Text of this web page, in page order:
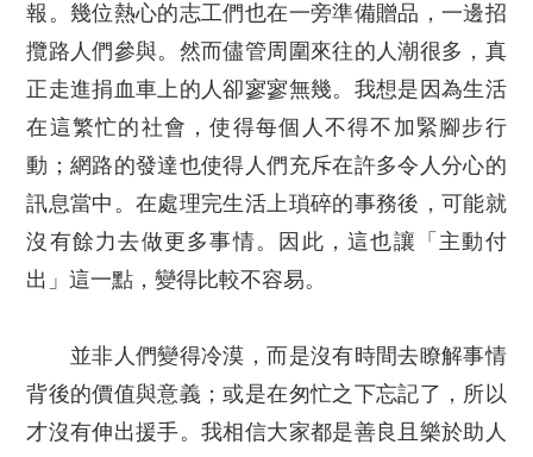
報。幾位熱心的志工們也在一旁準備贈品，一邊招
攬路人們參與。然而儘管周圍來往的人潮很多，真
正走進捐血車上的人卻寥寥無幾。我想是因為生活
在這繁忙的社會，使得每個人不得不加緊腳步行
動；網路的發達也使得人們充斥在許多令人分心的
訊息當中。在處理完生活上瑣碎的事務後，可能就
沒有餘力去做更多事情。因此，這也讓「主動付
出」這一點，變得比較不容易。
並非人們變得冷漠，而是沒有時間去瞭解事情
背後的價值與意義；或是在匆忙之下忘記了，所以
才沒有伸出援手。我相信大家都是善良且樂於助人